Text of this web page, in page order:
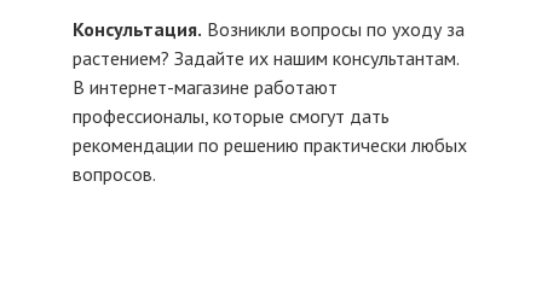
Консультация. Возникли вопросы по уходу за
растением? Задайте их нашим консультантам.
В интернет-магазине работают
профессионалы, которые смогут дать
рекомендации по решению практически любых
вопросов.